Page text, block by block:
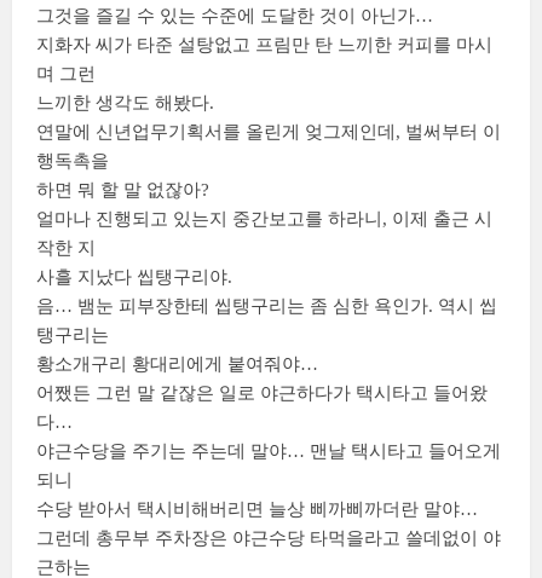
그것을 즐길 수 있는 수준에 도달한 것이 아닌가…
지화자 씨가 타준 설탕없고 프림만 탄 느끼한 커피를 마시
며 그런
느끼한 생각도 해봤다.
연말에 신년업무기획서를 올린게 엊그제인데, 벌써부터 이
행독촉을
하면 뭐 할 말 없잖아?
얼마나 진행되고 있는지 중간보고를 하라니, 이제 출근 시
작한 지
사흘 지났다 씹탱구리야.
음… 뱀눈 피부장한테 씹탱구리는 좀 심한 욕인가. 역시 씹
탱구리는
황소개구리 황대리에게 붙여줘야…
어쨌든 그런 말 같잖은 일로 야근하다가 택시타고 들어왔
다…
야근수당을 주기는 주는데 말야… 맨날 택시타고 들어오게
되니
수당 받아서 택시비해버리면 늘상 삐까삐까더란 말야…
그런데 총무부 주차장은 야근수당 타먹을라고 쓸데없이 야
근하는